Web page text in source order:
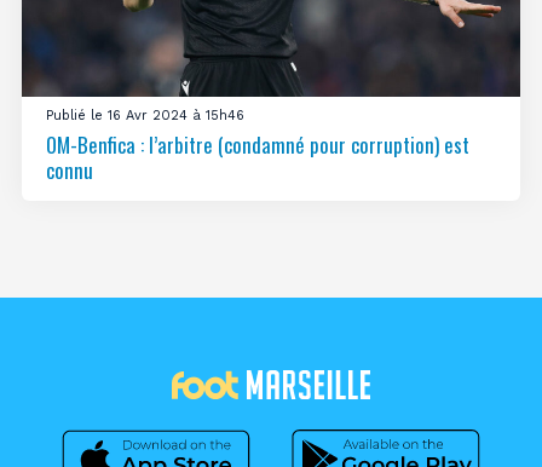
Publié le 16 Avr 2024 à 15h46
OM-Benfica : l’arbitre (condamné pour corruption) est
connu